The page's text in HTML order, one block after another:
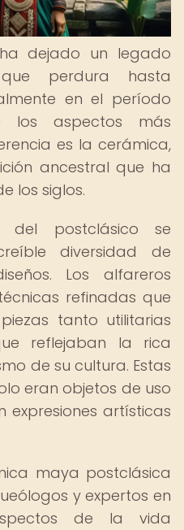
dejado un legado
perdura hasta
en el período
los aspectos más
es la cerámica,
ancestral que ha
los siglos.
del postclásico se
diversidad de
Los alfareros
refinadas que
tanto utilitarias
reflejaban la rica
de su cultura. Estas
eran objetos de uso
expresiones artísticas
maya postclásica
y expertos en
de la vida